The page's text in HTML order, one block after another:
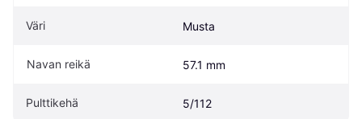
Väri Musta
Navan reikä 57.1 mm
Pulttikehä 5/112